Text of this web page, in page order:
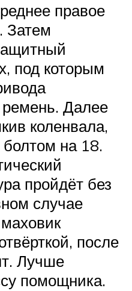
правое
Затем
под которым
ремень. Далее
коленвала,
на 18.
пройдёт без
случае
после
Лучше
помощника.